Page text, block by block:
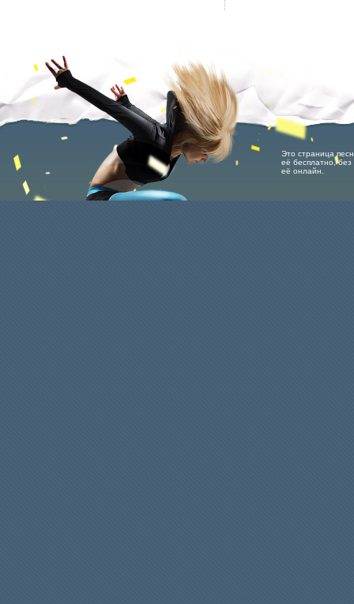
Это страница
её бесплатно,
её онлайн.